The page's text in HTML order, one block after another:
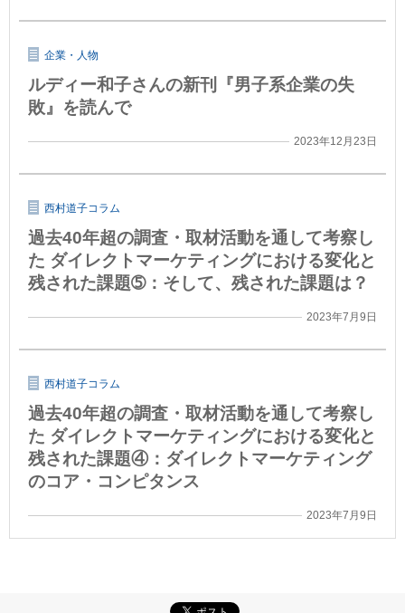
企業・人物
ルディー和子さんの新刊『男子系企業の失
敗』を読んで
2023年12月23日
西村道子コラム
過去40年超の調査・取材活動を通して考察し
た ダイレクトマーケティングにおける変化と
残された課題➄：そして、残された課題は？
2023年7月9日
西村道子コラム
過去40年超の調査・取材活動を通して考察し
た ダイレクトマーケティングにおける変化と
残された課題④：ダイレクトマーケティング
のコア・コンピタンス
2023年7月9日